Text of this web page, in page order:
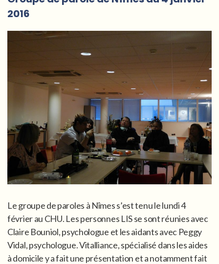
2016
Le groupe de paroles à Nîmes s’est tenu le lundi 4
février au CHU. Les personnes LIS se sont réunies avec
Claire Bouniol, psychologue et les aidants avec Peggy
Vidal, psychologue. Vitalliance, spécialisé dans les aides
à domicile y a fait une présentation et a notamment fait